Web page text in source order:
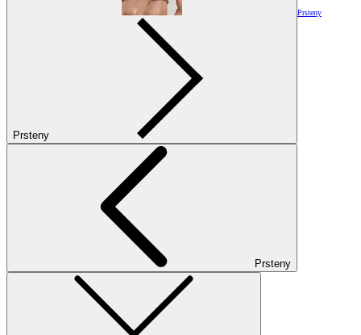
Prsteny
Prsteny
Prsteny